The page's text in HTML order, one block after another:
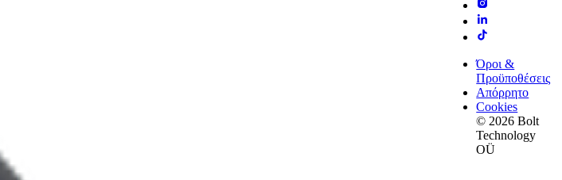
Όροι &
Προϋποθέσεις
Απόρρητο
Cookies
© 2026 Bolt
Technology
OÜ